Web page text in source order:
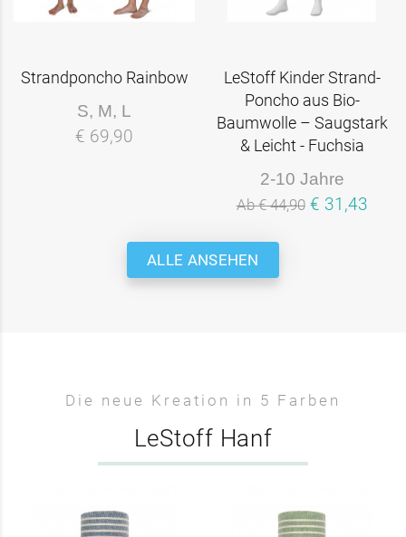
Strandponcho Rainbow
S, M, L
€ 69,90
LeStoff Kinder Strand-
Poncho aus Bio-
Baumwolle – Saugstark
& Leicht - Fuchsia
2-10 Jahre
Ab € 44,90 € 31,43
ALLE ANSEHEN
Die neue Kreation in 5 Farben
LeStoff Hanf